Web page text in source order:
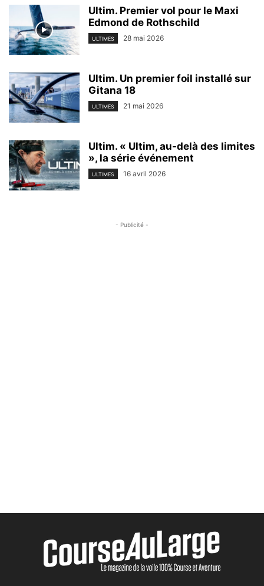
Ultim. Premier vol pour le Maxi
Edmond de Rothschild
ULTIMES 28 mai 2026
Ultim. Un premier foil installé sur
Gitana 18
ULTIMES 21 mai 2026
Ultim. « Ultim, au-delà des limites
», la série événement
ULTIMES 16 avril 2026
- Publicité -